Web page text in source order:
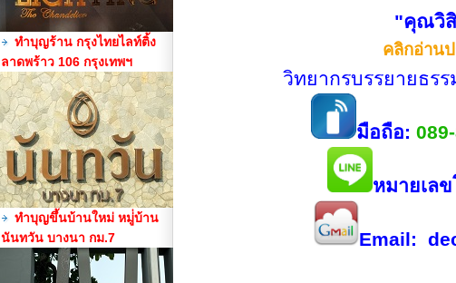
ทำบุญร้าน กรุงไทยไลท์ติ้ง
ลาดพร้าว 106 กรุงเทพฯ
ทำบุญขึ้นบ้านใหม่ หมู่่บ้าน
นันทวัน บางนา กม.7
"คุณวิ
คลิกอ่าน
วิทยากรบรรยายธร
มือถือ:
หมายเล
Email: